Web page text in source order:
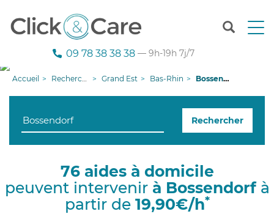
T
n
g
i
09 78 38 38 38 — 9h-19h 7j/7
Accueil Recherche aide à domicile Grand Est Bas-Rhin Bossendorf
Rechercher
76 aides à domicile
peuvent intervenir à Bossendorfà
partir de 19,90€/h*